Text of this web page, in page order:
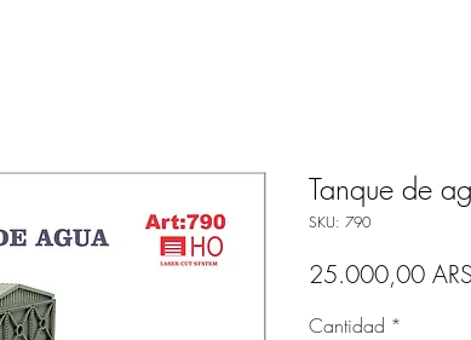
Tanque de
SKU: 790
25.000,00 ARS
Cantidad *